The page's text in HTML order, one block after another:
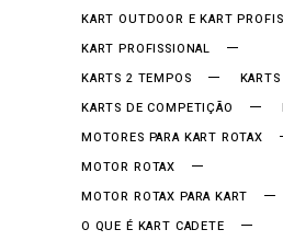
KART OUTDOOR E KART
KART PROFISSIONAL
KARTS 2 TEMPOS
KARTS DE COMPETIÇÃO
MOTORES PARA KART ROTAX
MOTOR ROTAX
MOTOR ROTAX PARA KART
O QUE É KART CADETE